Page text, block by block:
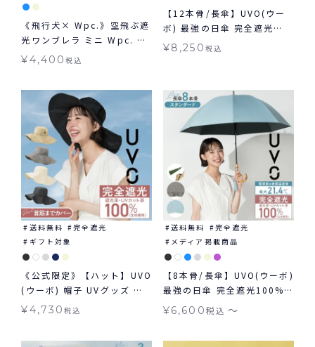
《飛行犬× Wpc.》空飛ぶ遮
光ワンブレラ ミニ Wpc. ギ
フト対象 日傘 折りたたみ 晴
¥4,400税込
【12本骨/長傘】UVO(ウー
ボ) 最強の日傘 完全遮光
100% ≪送料無料≫ 晴雨兼
¥8,250 税込
送料無料
完全遮光
ギフト対象
《公式限定》【ハット】UVO
(ウーボ) 帽子 UVグッズ ギ
フト対象 ≪送料無料≫
¥4,730税込
送料無料
完全遮光
メディア掲載商品
【8本骨/長傘】UVO(ウーボ)
最強の日傘 完全遮光100%
≪送料無料≫ 晴雨兼用
¥6,600税込 〜